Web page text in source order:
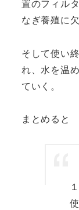
置のフィル
なぎ養殖に
そして使い
れ、水を温
ていく。
まとめると